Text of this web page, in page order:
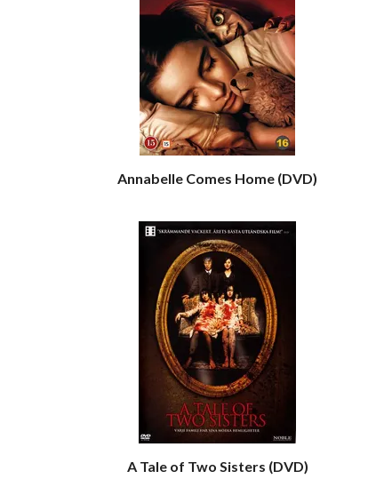
Annabelle Comes Home (DVD)
A Tale of Two Sisters (DVD)